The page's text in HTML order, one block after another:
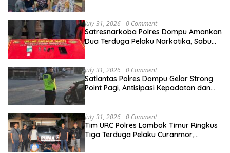
July 31, 2026 0 Comment
Satresnarkoba Polres Dompu Amankan
Dua Terduga Pelaku Narkotika, Sabu
July 31, 2026 0 Comment
Satlantas Polres Dompu Gelar Strong
Point Pagi, Antisipasi Kepadatan dan
July 31, 2026 0 Comment
Tim URC Polres Lombok Timur Ringkus
Tiga Terduga Pelaku Curanmor,